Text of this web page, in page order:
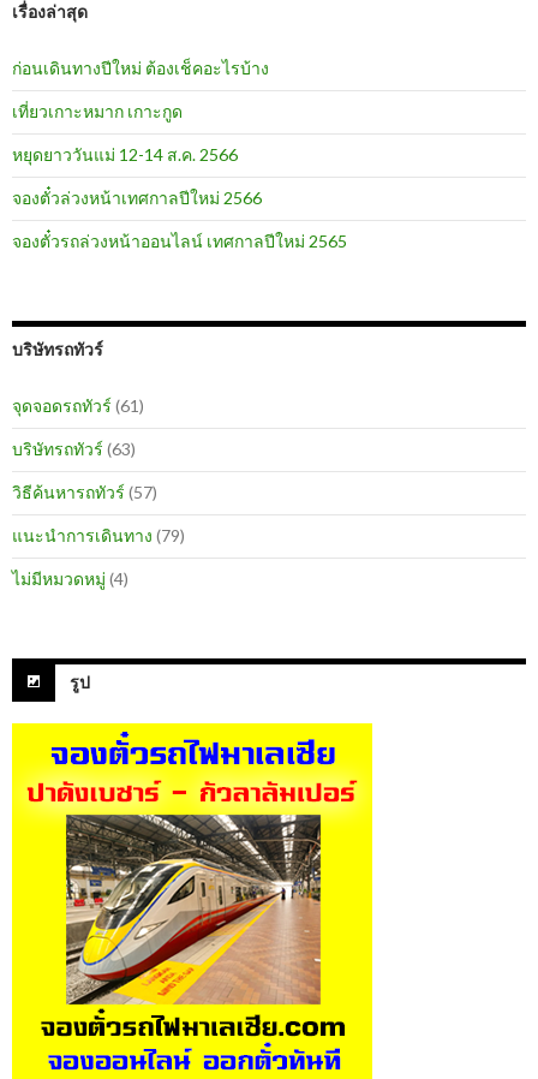
เรื่องล่าสุด
ก่อนเดินทางปีใหม่ ต้องเช็คอะไรบ้าง
เที่ยวเกาะหมาก เกาะกูด
หยุดยาววันแม่ 12-14 ส.ค. 2566
จองตั๋วล่วงหน้าเทศกาลปีใหม่ 2566
จองตั๋วรถล่วงหน้าออนไลน์ เทศกาลปีใหม่ 2565
บริษัทรถทัวร์
จุดจอดรถทัวร์ (61)
บริษัทรถทัวร์ (63)
วิธีค้นหารถทัวร์ (57)
แนะนำการเดินทาง (79)
ไม่มีหมวดหมู่ (4)
รูป